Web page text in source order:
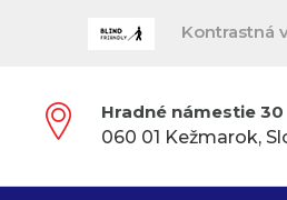
Kontrastná
Hradné námestie 30
060 01 Kežmarok,